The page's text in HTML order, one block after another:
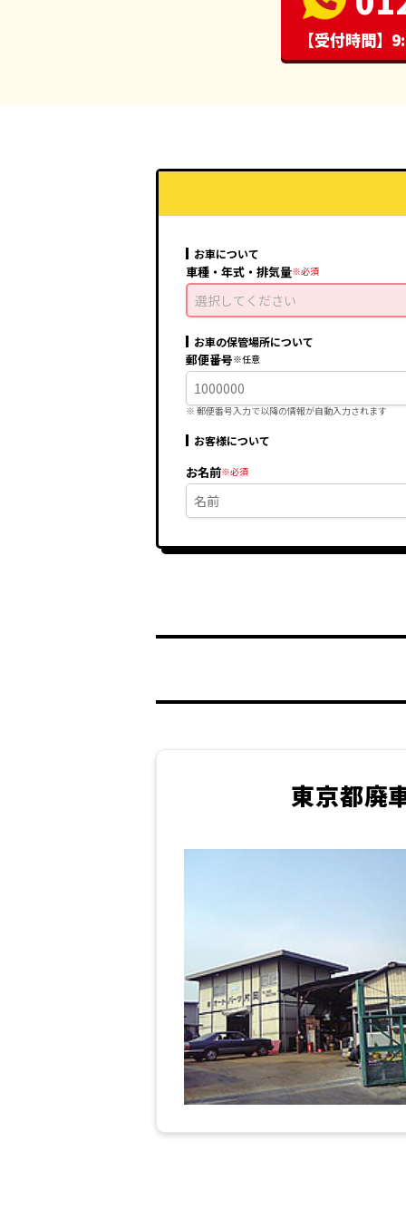
【受付時間】
お車について
車種・年式・排気量
選択してください
お車の保管場所について
郵便番号
※ 郵便番号入力で以降の情報が自動入力されます
お客様について
お名前
東京都廃